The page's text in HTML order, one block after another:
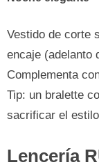
Vestido de corte
encaje (adelanto
Complementa
Tip: un bralette
sacrificar el
Lencería